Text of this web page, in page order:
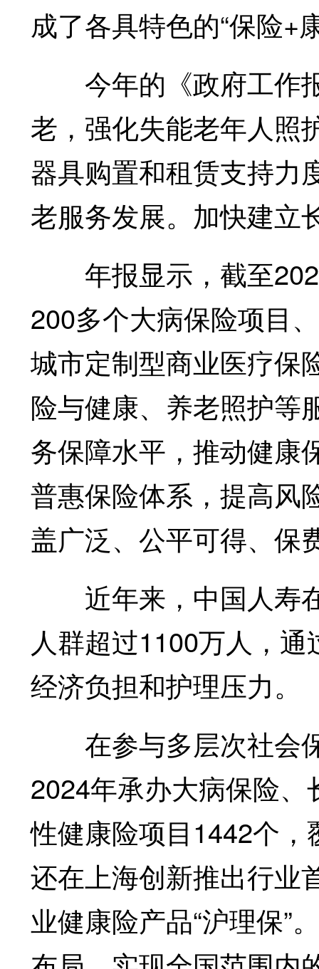
成了各具特色的“保险+
今年的《政府工作
老，强化失能老年人照
器具购置和租赁支持力
老服务发展。加快建立
年报显示，截至
200多个大病保险项目
城市定制型商业医疗保
险与健康、养老照护等
务保障水平，推动健康
普惠保险体系，提高风
盖广泛、公平可得、保
近年来，中国人寿
人群超过1100万人，
经济负担和护理压力。
在参与多层次社会
2024年承办大病保险
性健康险项目1442个
还在上海创新推出行业
业健康险产品“沪理保”